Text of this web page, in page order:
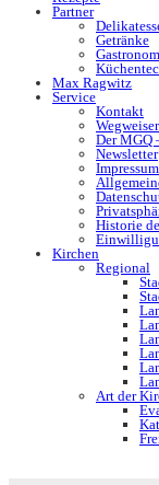
Partner
Getränke
Max Ragwitz
Service
Kontakt
Der MGQ
Newsletter
Impressum
Historie
Kirchen
Regional
Art der